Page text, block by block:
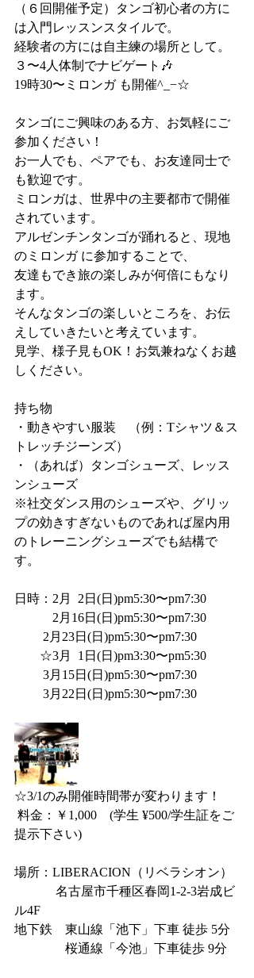
（６回開催予定）タンゴ初心者の方に
は入門レッスンスタイルで。
経験者の方には自主練の場所として。
３〜4人体制でナビゲート🎶
19時30〜ミロンガ も開催^_−☆
タンゴにご興味のある方、お気軽にご
参加ください！
お一人でも、ペアでも、お友達同士で
も歓迎です。
ミロンガは、世界中の主要都市で開催
されています。
アルゼンチンタンゴが踊れると、現地
のミロンガ に参加することで、
友達もでき旅の楽しみが何倍にもなり
ます。
そんなタンゴの楽しいところを、お伝
えしていきたいと考えています。
見学、様子見もOK！お気兼ねなくお越
しください。
持ち物
・動きやすい服装　（例：Tシャツ＆ス
トレッチジーンズ）
・（あれば）タンゴシューズ、レッス
ンシューズ
※社交ダンス用のシューズや、グリッ
プの効きすぎないものであれば屋内用
のトレーニングシューズでも結構で
す。
日時：2月  2日(日)pm5:30〜pm7:30
2月16日(日)pm5:30〜pm7:30
         2月23日(日)pm5:30〜pm7:30
☆3月  1日(日)pm3:30〜pm5:30
         3月15日(日)pm5:30〜pm7:30
         3月22日(日)pm5:30〜pm7:30
☆3/1のみ開催時間帯が変わります！
提示下さい)
場所：LIBERACION（リベラシオン）
ル4F
地下鉄　東山線「池下」下車 徒歩 5分
桜通線「今池」下車徒歩 9分